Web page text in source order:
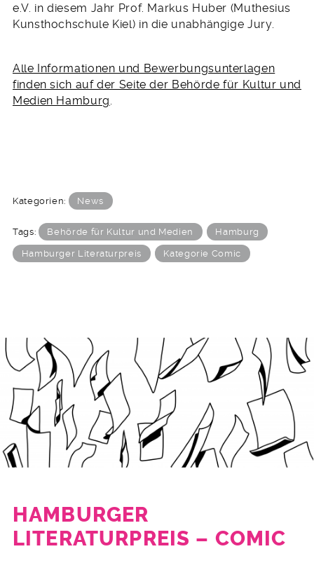
e.V. in diesem Jahr Prof. Markus Huber (Muthesius
Kunsthochschule Kiel) in die unabhängige Jury.
Alle Informationen und Bewerbungsunterlagen
finden sich auf der Seite der Behörde für Kultur und
Medien Hamburg.
Kategorien: News
Tags: Behörde für Kultur und Medien Hamburg
Hamburger Literaturpreis Kategorie Comic
HAMBURGER
LITERATURPREIS – COMIC